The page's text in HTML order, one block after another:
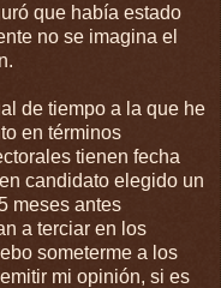
que había estado
no se imagina el
de tiempo a la que he
en términos
tienen fecha
candidato elegido un
meses antes
a terciar en los
someterme a los
mi opinión, si es